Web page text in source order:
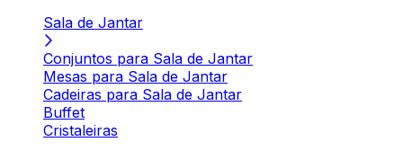
Sala de Jantar
Conjuntos para Sala de Jantar
Mesas para Sala de Jantar
Cadeiras para Sala de Jantar
Buffet
Cristaleiras